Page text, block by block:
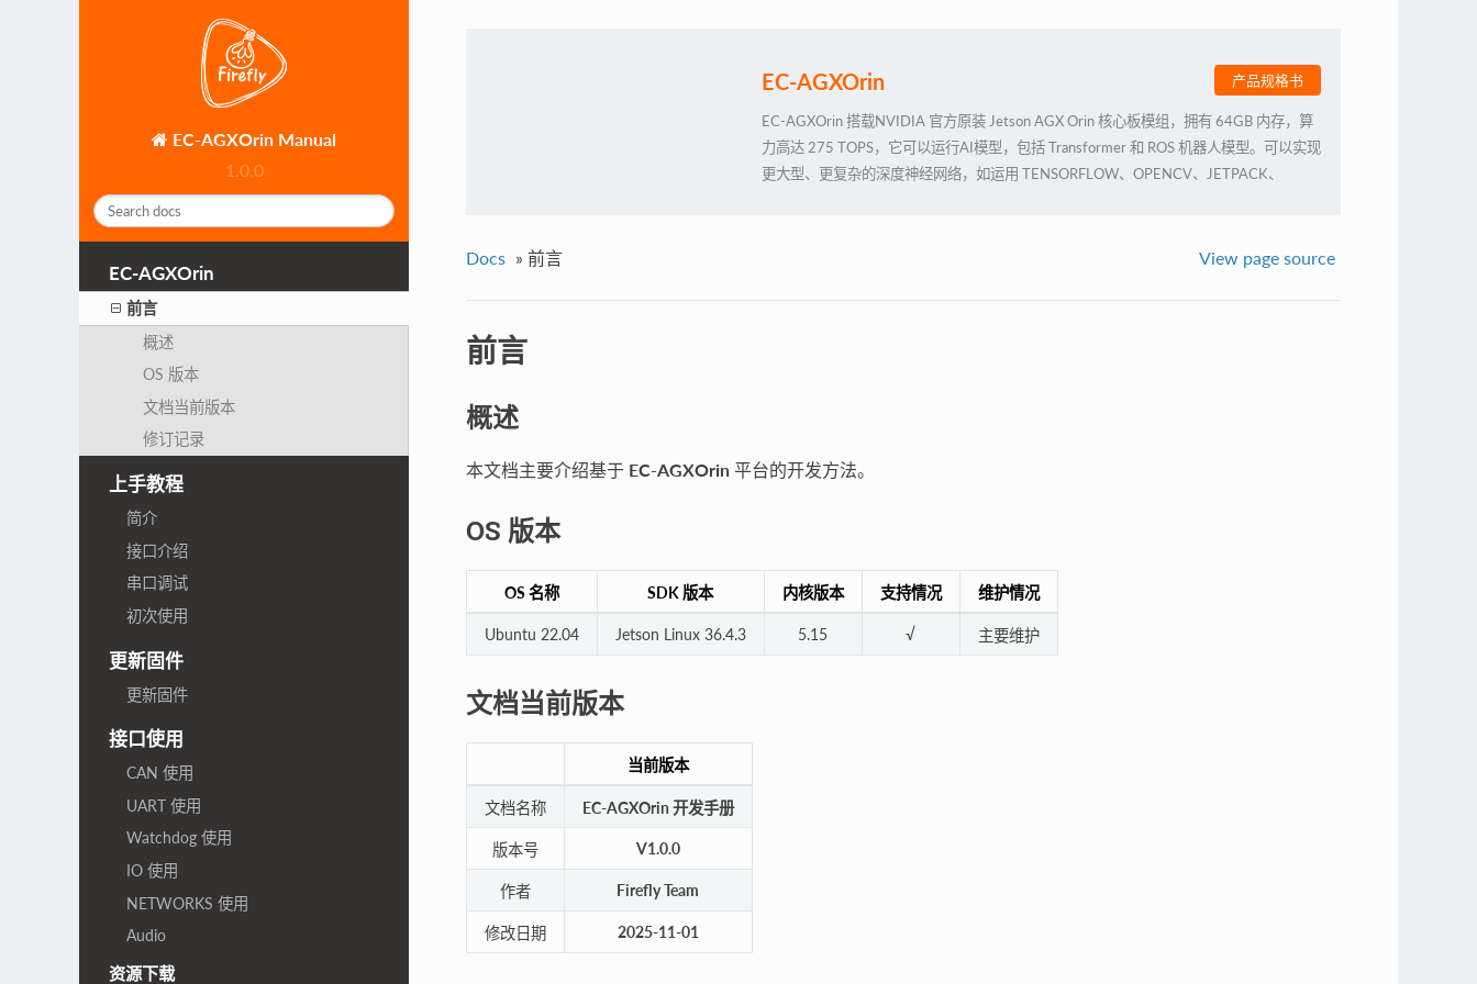
EC-AGXOrin Manual
1.0.0
EC-AGXOrin
前言
概述
OS 版本
文档当前版本
修订记录
上手教程
简介
接口介绍
串口调试
初次使用
更新固件
更新固件
接口使用
CAN 使用
UART 使用
Watchdog 使用
IO 使用
NETWORKS 使用
Audio
资源下载
EC-AGXOrin 产品规格书
EC-AGXOrin 搭载NVIDIA 官方原装 Jetson AGX Orin 核心板模组，拥有 64GB 内存，算
力高达 275 TOPS，它可以运行AI模型，包括 Transformer 和 ROS 机器人模型。可以实现
更大型、更复杂的深度神经网络，如运用 TENSORFLOW、OPENCV、JETPACK、
Docs » 前言 View page source
前言
概述
本文档主要介绍基于 EC-AGXOrin平台的开发方法。
OS 版本
OS 名称 SDK 版本 内核版本 支持情况 维护情况
Ubuntu 22.04 Jetson Linux 36.4.3 5.15 √ 主要维护
文档当前版本
当前版本
文档名称 EC-AGXOrin 开发手册
版本号 V1.0.0
作者 Firefly Team
修改日期 2025-11-01